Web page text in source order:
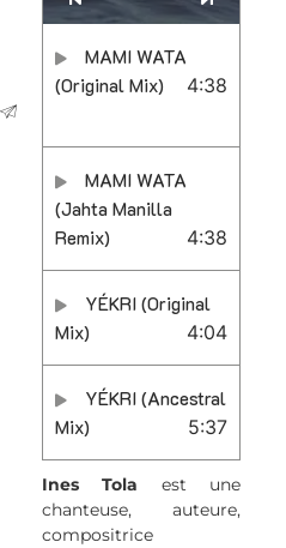
MAMI WATA
(Original Mix)
4:38
MAMI WATA
(Jahta Manilla
Remix)
4:38
YÉKRI (Original
Mix)
4:04
YÉKRI (Ancestral
Mix)
5:37
Ines Tola est une
chanteuse, auteure,
compositrice